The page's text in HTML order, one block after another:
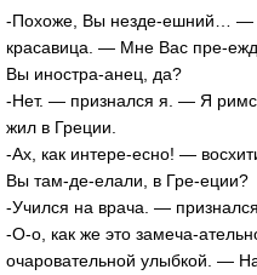
-Похоже, Вы незде-ешний… —
красавица. — Мне Вас пре-
Вы иностра-анец, да?
-Нет. — признался я. — Я
жил в Греции.
-Ах, как интере-есно! —
Вы там-де-елали, в Гре-еции?
-Учился на врача. — признался
-О-о, как же это замеча-
очаровательной улыбкой. —